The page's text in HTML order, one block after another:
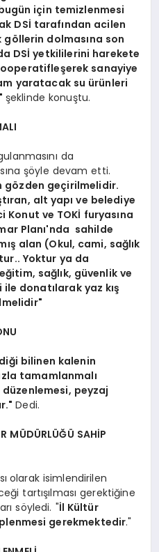
için temizlenmesi
DSİ tarafından acilen
dolmasına son
DSİ yetkililerini harekete
kooperatifleşerek sanayiye
yaratacak su ürünleri
" şeklinde konuştu.
da
şöyle devam etti.
gözden geçirilmelidir.
alt yapı ve belediye
ve TOKİ furyasına
Planı'nda sahilde
alan (Okul, cami, sağlık
Yoktur ya da
sağlık, güvenlik ve
donatılarak yaz kış
bilinen kalenin
tamamlanmalı
düzenlemesi, peyzaj
Dedi.
MÜDÜRLÜĞÜ SAHİP
olarak isimlendirilen
tartışılması gerektiğine
söyledi. "İl Kültür
gerekmektedir."